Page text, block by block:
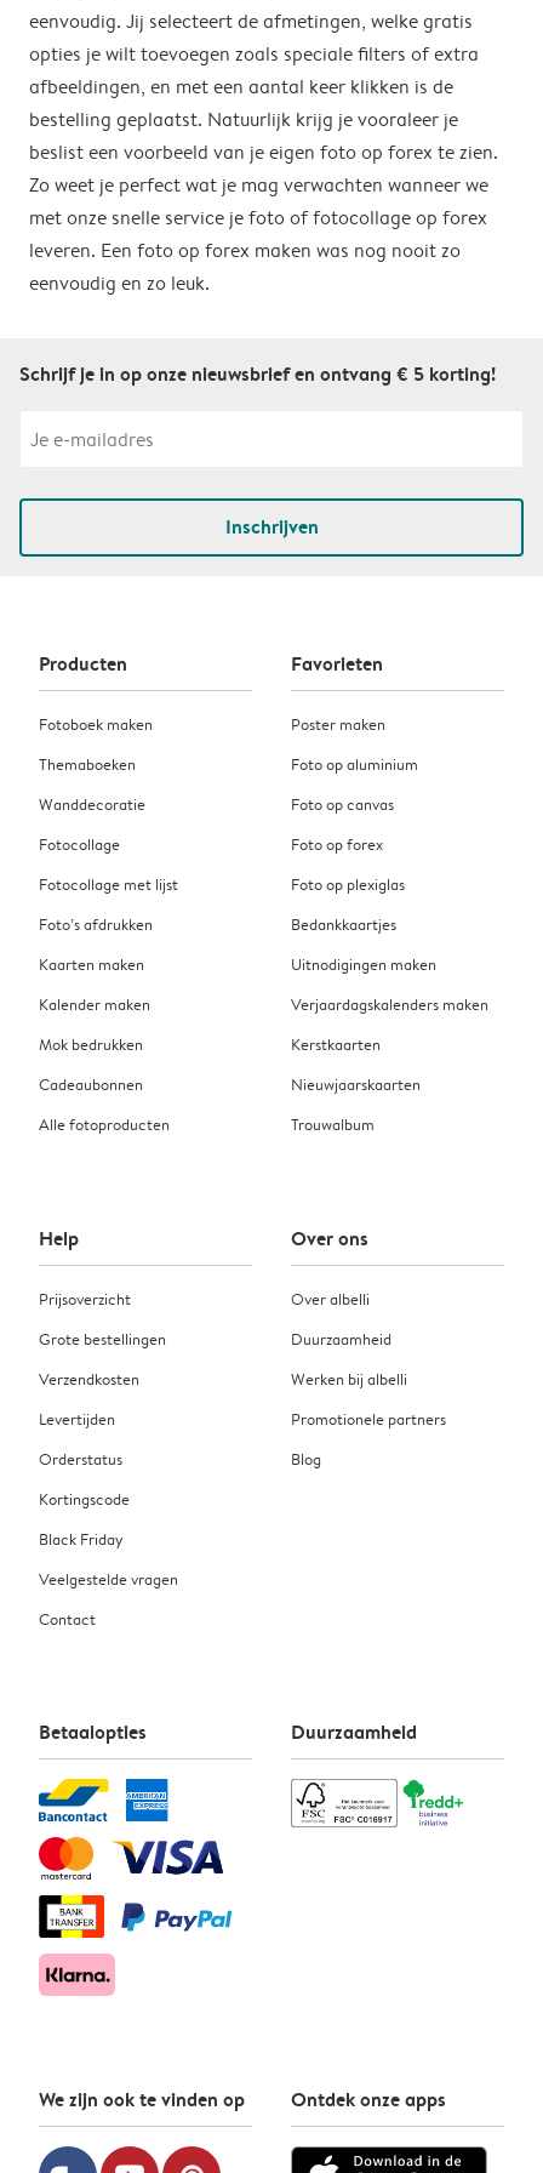
eenvoudig. Jij selecteert de afmetingen, welke gratis
opties je wilt toevoegen zoals speciale filters of extra
afbeeldingen, en met een aantal keer klikken is de
bestelling geplaatst. Natuurlijk krijg je vooraleer je
beslist een voorbeeld van je eigen foto op forex te zien.
Zo weet je perfect wat je mag verwachten wanneer we
met onze snelle service je foto of fotocollage op forex
leveren. Een foto op forex maken was nog nooit zo
eenvoudig en zo leuk.
Schrijf je in op onze nieuwsbrief en ontvang € 5 korting!
Inschrijven
Producten
Fotoboek maken
Themaboeken
Wanddecoratie
Fotocollage
Fotocollage met lijst
Foto’s afdrukken
Kaarten maken
Kalender maken
Mok bedrukken
Cadeaubonnen
Alle fotoproducten
Favorieten
Poster maken
Foto op aluminium
Foto op canvas
Foto op forex
Foto op plexiglas
Bedankkaartjes
Uitnodigingen maken
Verjaardagskalenders maken
Kerstkaarten
Nieuwjaarskaarten
Trouwalbum
Help
Prijsoverzicht
Grote bestellingen
Verzendkosten
Levertijden
Orderstatus
Kortingscode
Black Friday
Veelgestelde vragen
Contact
Over ons
Over albelli
Duurzaamheid
Werken bij albelli
Promotionele partners
Blog
Betaalopties Duurzaamheid
We zijn ook te vinden op Ontdek onze apps